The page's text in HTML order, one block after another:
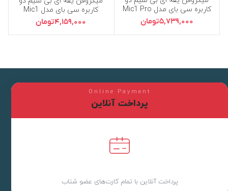
کاربره سی بای مدل Mic1 Pro
تومان
کاربره سی بای مدل Mic1
تومان
Online Payment
پرداخت آنلاین
پرداخت آنلاین با تمام کارت‌های عضو شتاب